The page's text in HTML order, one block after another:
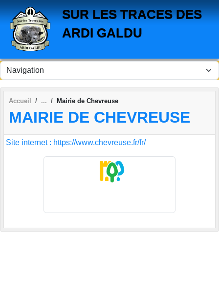
SUR LES TRACES DES
ARDI GALDU
Accueil Mairie de Chevreuse
MAIRIE DE CHEVREUSE
Site internet : https://www.chevreuse.fr/fr/
Panneau de gestion des cookies